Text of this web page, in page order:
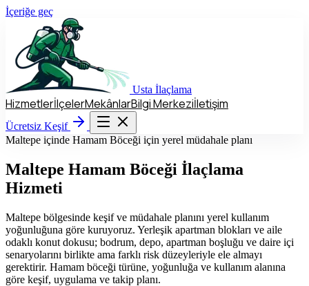
İçeriğe geç
Usta İlaçlama
HizmetlerİlçelerMekânlarBilgi Merkeziİletişim
Ücretsiz Keşif
Hizmetler İlçeler Mekânlar Bilgi Merkezi
Ücretsiz Keşif
Maltepe içinde Hamam Böceği için yerel müdahale planı
Maltepe Hamam Böceği İlaçlama
Hizmeti
Maltepe bölgesinde keşif ve müdahale planını yerel kullanım
yoğunluğuna göre kuruyoruz. Yerleşik apartman blokları ve aile
odaklı konut dokusu; bodrum, depo, apartman boşluğu ve daire içi
senaryolarını birlikte ama farklı risk düzeyleriyle ele almayı
gerektirir. Hamam böceği türüne, yoğunluğa ve kullanım alanına
göre keşif, uygulama ve takip planı.